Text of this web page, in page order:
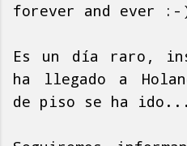
forever and ever
Es un día raro,
ha llegado a
de piso se ha ido...